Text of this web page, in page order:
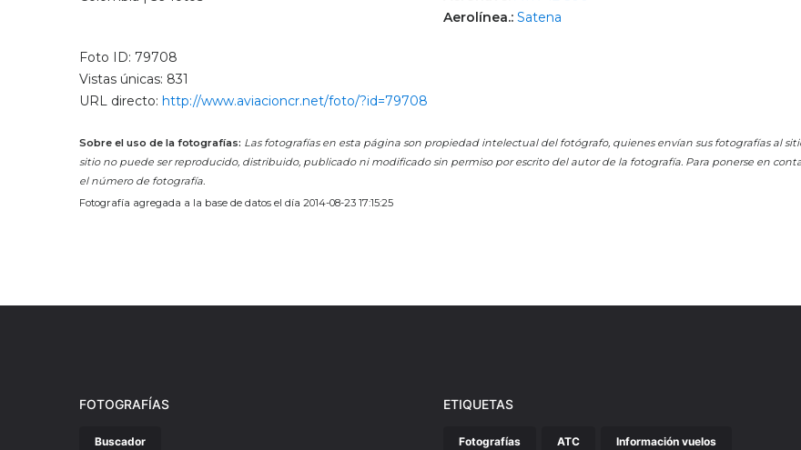
Aerolínea.: Satena
Foto ID: 79708
Vistas únicas: 831
URL directo: http://www.aviacioncr.net/foto/?id=79708
Sobre el uso de la fotografías: Las fotografías en esta página son propiedad intelectual del fotógrafo, quienes envían sus fotografías al
sitio no puede ser reproducido, distribuido, publicado ni modificado sin permiso por escrito del autor de la fotografía. Para ponerse en
el número de fotografía.
Fotografía agregada a la base de datos el día 2014-08-23 17:15:25
FOTOGRAFÍAS
Buscador
ETIQUETAS
Fotografías ATC Información vuelos